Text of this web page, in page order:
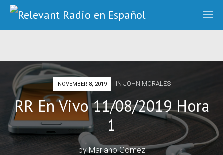
NOVEMBER 8, 2019 IN JOHN MORALES
RR En Vivo 11/08/2019 Hora
1
byMariano Gomez